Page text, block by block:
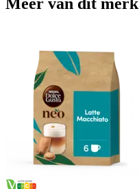
Meer van dit merk